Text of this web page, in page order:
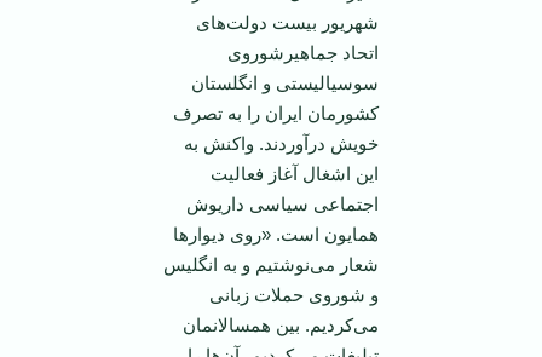
شهریور بیست دولت‌های
اتحاد جماهیرشوروی
سوسیالیستی و انگلستان
کشورمان ایران را به تصرف
خویش درآوردند. واکنش به
این اشغال آغاز فعالیت
اجتماعی سیاسی داریوش
همایون است. «روی دیوار‌ها
شعار می‌نوشتیم و به انگلیس
و شوروی حملات زبانی
می‌کردیم. بین همسالانمان